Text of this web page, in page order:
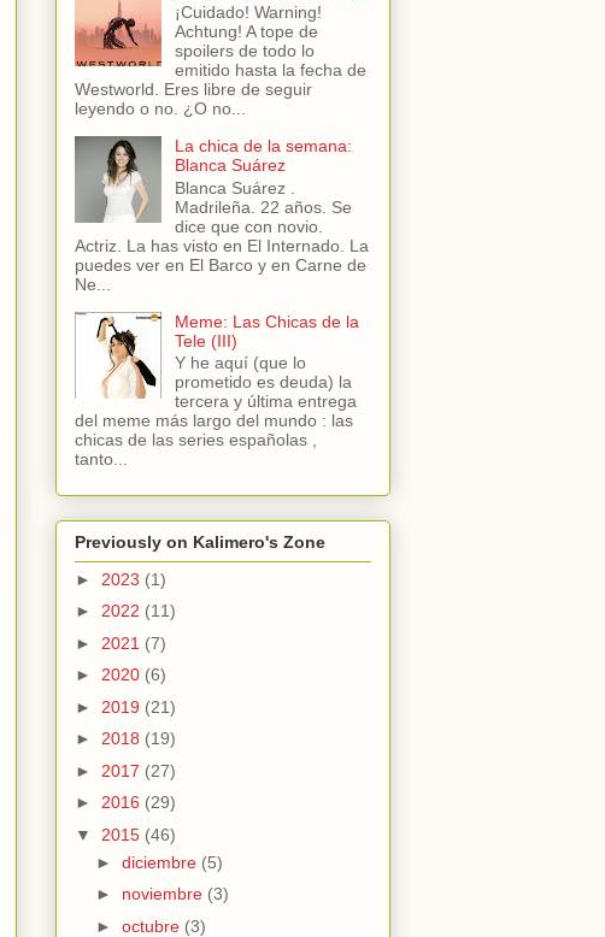
¡Cuidado! Warning!
Achtung! A tope de
spoilers de todo lo
emitido hasta la fecha de
Westworld. Eres libre de seguir
leyendo o no. ¿O no...
La chica de la semana:
Blanca Suárez
Blanca Suárez .
Madrileña. 22 años. Se
dice que con novio.
Actriz. La has visto en El Internado. La
puedes ver en El Barco y en Carne de
Ne...
Meme: Las Chicas de la
Tele (III)
Y he aquí (que lo
prometido es deuda) la
tercera y última entrega
del meme más largo del mundo : las
chicas de las series españolas ,
tanto...
Previously on Kalimero's Zone
► 2023 (1)
► 2022 (11)
► 2021 (7)
► 2020 (6)
► 2019 (21)
► 2018 (19)
► 2017 (27)
► 2016 (29)
▼ 2015 (46)
► diciembre (5)
► noviembre (3)
► octubre (3)